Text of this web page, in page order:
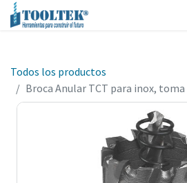
Todos los productos
Broca Anular TCT para inox,